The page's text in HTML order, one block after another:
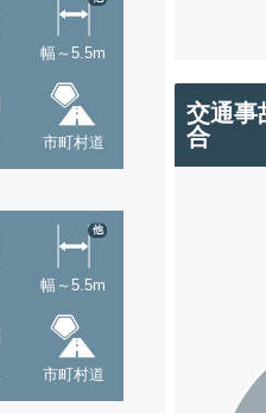
幅～5.5m
市町村道
幅～5.5m
他
市町村道
交通事
合